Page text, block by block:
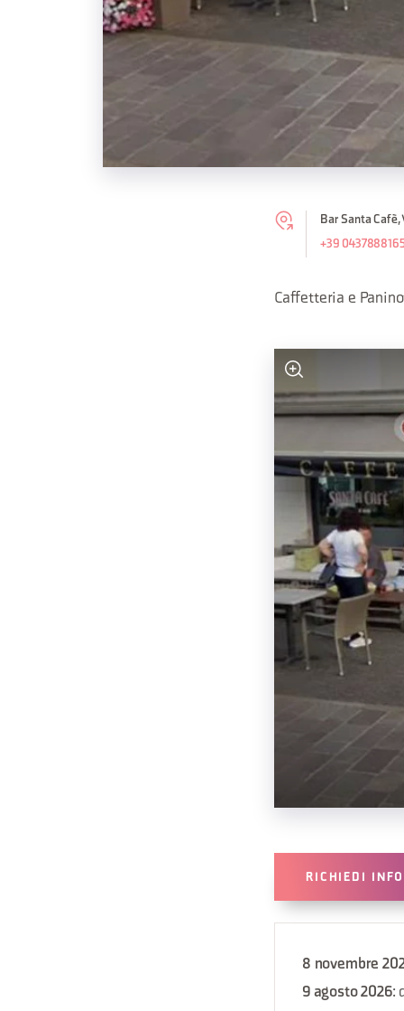
Bar Santa
+39
Caffetteria e
RICHIEDI
8 novembre
9 agosto 2026: